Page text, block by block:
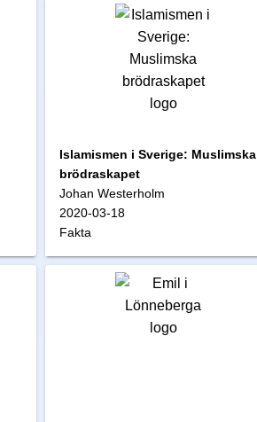
Islamismen i Sverige: Muslimska
brödraskapet
Johan Westerholm
2020-03-18
Fakta